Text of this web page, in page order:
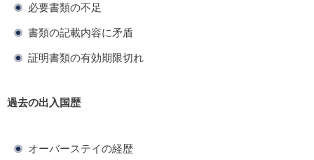
必要書類の不足
書類の記載内容に矛盾
証明書類の有効期限切れ
過去の出入国歴
オーバーステイの経歴